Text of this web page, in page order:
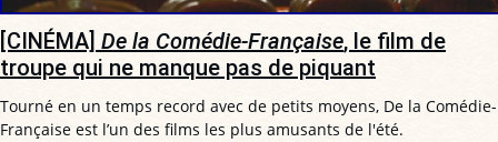
[CINÉMA] De la Comédie-Française, le film de
troupe qui ne manque pas de piquant
Tourné en un temps record avec de petits moyens, De la Comédie-
Française est l’un des films les plus amusants de l'été.